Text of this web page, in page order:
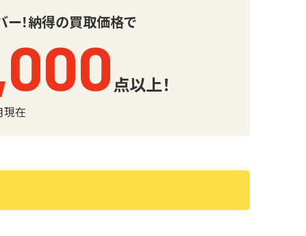
！納得の買取価格で
点以上！
在